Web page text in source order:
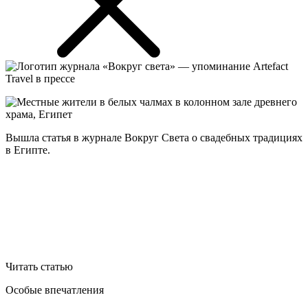
Вышла статья в журнале Вокруг Света о свадебных традициях
в Египте.
Читать статью
Особые впечатления